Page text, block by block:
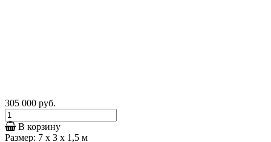
305 000 руб.
В корзину
Размер: 7 х 3 x 1,5 м